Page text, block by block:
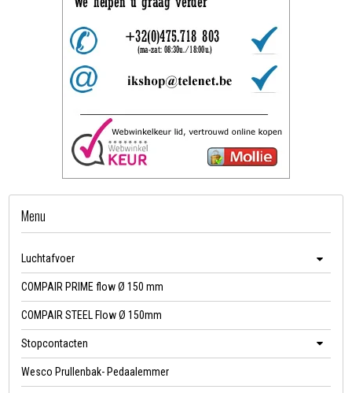
Menu
Luchtafvoer
COMPAIR PRIME flow Ø 150 mm
COMPAIR STEEL Flow Ø 150mm
Stopcontacten
Wesco Prullenbak- Pedaalemmer